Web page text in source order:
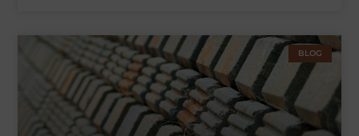
BLOG